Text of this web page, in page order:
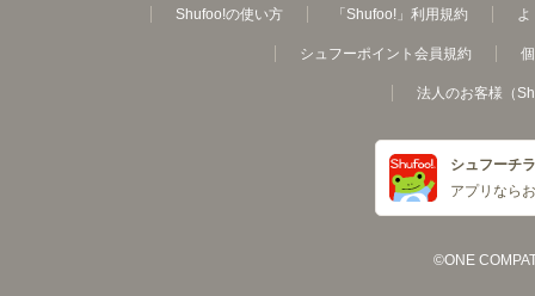
Shufoo!の使い方 「Shufoo!」利用規約 よ
シュフーポイント会員規約
法人のお客様（
シュフーチ
アプリなら
©ONE